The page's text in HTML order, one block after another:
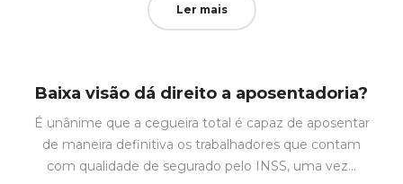
Ler mais
Baixa visão dá direito a aposentadoria?
É unânime que a cegueira total é capaz de aposentar
de maneira definitiva os trabalhadores que contam
com qualidade de segurado pelo INSS, uma vez…